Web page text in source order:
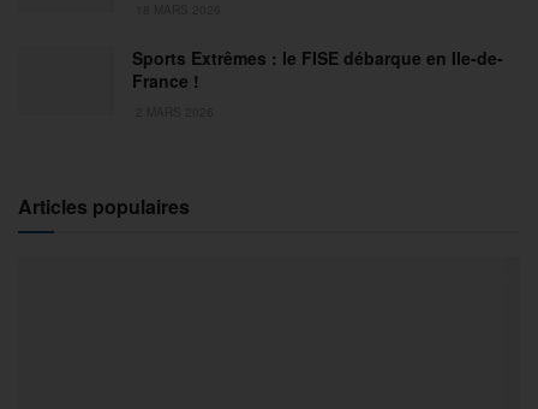
Sports Extrêmes : le FISE débarque en Ile-de-
France !
Articles populaires